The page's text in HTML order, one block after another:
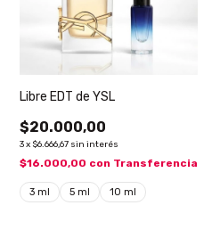
Libre EDT de YSL
$20.000,00
3x $6.666,67 sin interés
$16.000,00 con Transferencia
3 ml 5 ml 10 ml